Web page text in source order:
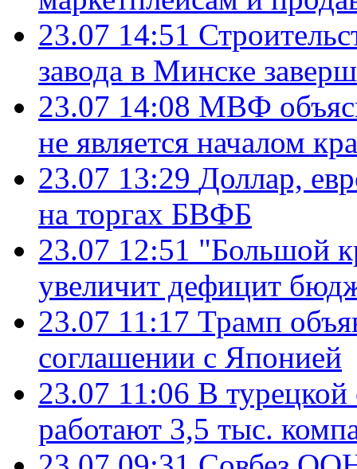
23.07 14:51
завода в Минске
23.07 14:08 МВФ
не является началом
23.07 13:29 Доллар,
на торгах БВФБ
23.07 12:51 "Большой
увеличит дефицит
23.07 11:17 Трамп
соглашении с Японией
23.07 11:06 В
работают 3,5 тыс.